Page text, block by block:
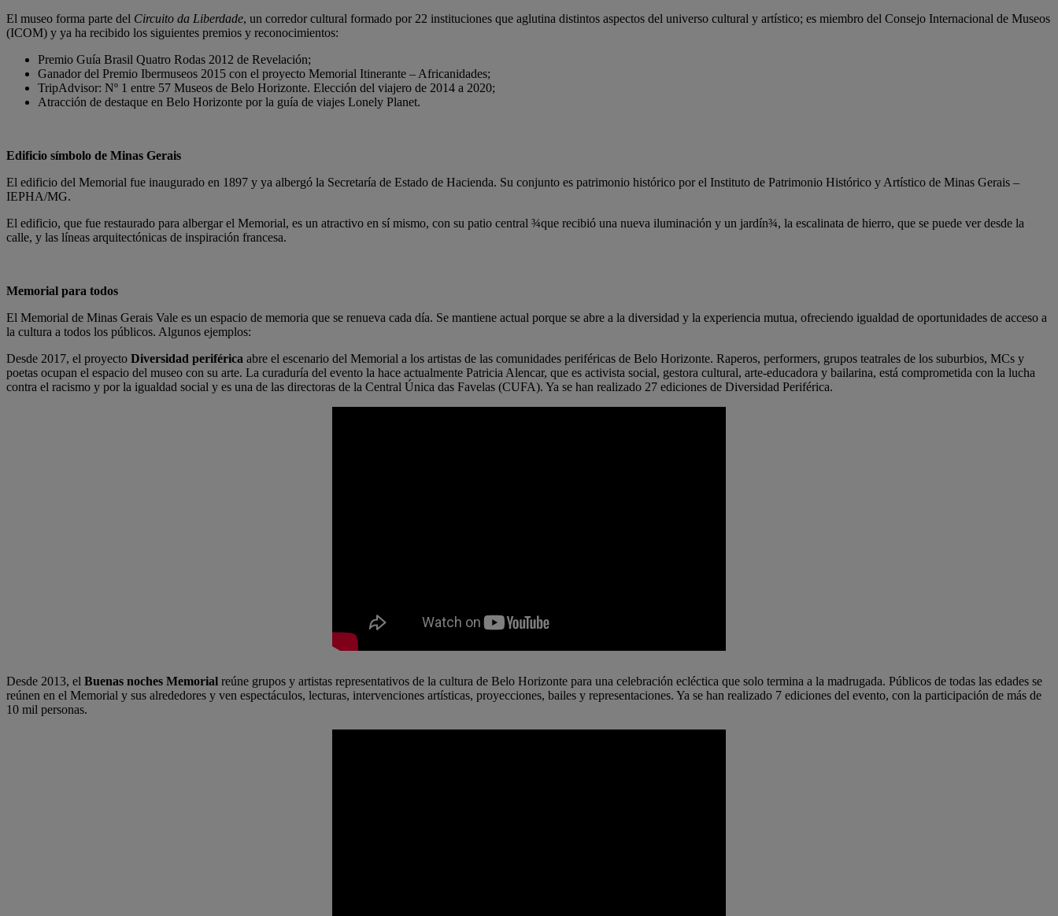
El museo forma parte del Circuito da Liberdade, un corredor cultural formado por 22 instituciones que aglutina distintos aspectos del universo cultural y artístico; es miembro del Consejo Internacional de Museos
(ICOM) y ya ha recibido los siguientes premios y reconocimientos:
Premio Guía Brasil Quatro Rodas 2012 de Revelación;
Ganador del Premio Ibermuseos 2015 con el proyecto Memorial Itinerante – Africanidades;
TripAdvisor: Nº 1 entre 57 Museos de Belo Horizonte. Elección del viajero de 2014 a 2020;
Atracción de destaque en Belo Horizonte por la guía de viajes Lonely Planet.
Edificio símbolo de Minas Gerais
El edificio del Memorial fue inaugurado en 1897 y ya albergó la Secretaría de Estado de Hacienda. Su conjunto es patrimonio histórico por el Instituto de Patrimonio Histórico y Artístico de Minas Gerais –
IEPHA/MG.
El edificio, que fue restaurado para albergar el Memorial, es un atractivo en sí mismo, con su patio central ¾que recibió una nueva iluminación y un jardín¾, la escalinata de hierro, que se puede ver desde la
calle, y las líneas arquitectónicas de inspiración francesa.
Memorial para todos
El Memorial de Minas Gerais Vale es un espacio de memoria que se renueva cada día. Se mantiene actual porque se abre a la diversidad y la experiencia mutua, ofreciendo igualdad de oportunidades de acceso a
la cultura a todos los públicos. Algunos ejemplos:
Desde 2017, el proyecto Diversidad periférica abre el escenario del Memorial a los artistas de las comunidades periféricas de Belo Horizonte. Raperos, performers, grupos teatrales de los suburbios, MCs y
poetas ocupan el espacio del museo con su arte. La curaduría del evento la hace actualmente Patricia Alencar, que es activista social, gestora cultural, arte-educadora y bailarina, está comprometida con la lucha
contra el racismo y por la igualdad social y es una de las directoras de la Central Única das Favelas (CUFA). Ya se han realizado 27 ediciones de Diversidad Periférica.
Desde 2013, el Buenas noches Memorial reúne grupos y artistas representativos de la cultura de Belo Horizonte para una celebración ecléctica que solo termina a la madrugada. Públicos de todas las edades se
reúnen en el Memorial y sus alrededores y ven espectáculos, lecturas, intervenciones artísticas, proyecciones, bailes y representaciones. Ya se han realizado 7 ediciones del evento, con la participación de más de
10 mil personas.